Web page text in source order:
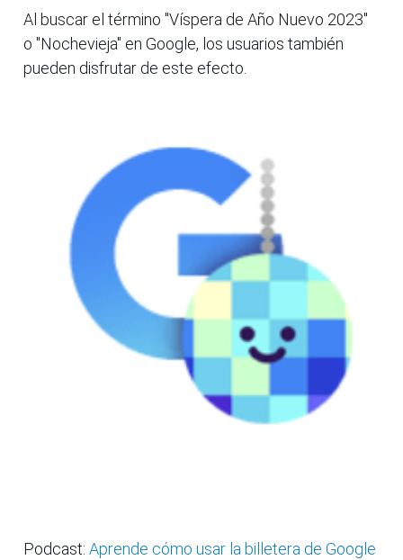
Al buscar el término "Víspera de Año Nuevo 2023"
o "Nochevieja" en Google, los usuarios también
pueden disfrutar de este efecto.
Podcast: Aprende cómo usar la billetera de Google